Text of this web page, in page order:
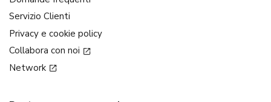
Servizio Clienti
Privacy e cookie policy
Collabora con noi
Network